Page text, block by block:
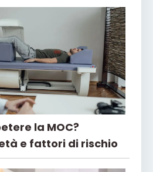
la MOC?
e fattori di rischio